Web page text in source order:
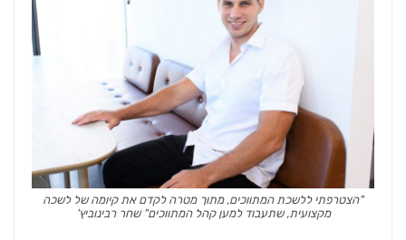
"הצטרפתי ללשכת המתווכים, מתוך מטרה לקדם את קיומה של לשכה
מקצועית, שתעבוד למען קהל המתווכים" שחר רבינוביץ'